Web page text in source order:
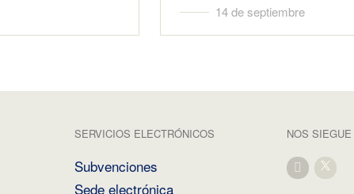
14 de septiembre
SERVICIOS ELECTRÓNICOS
Subvenciones
Sede electrónica
NOS